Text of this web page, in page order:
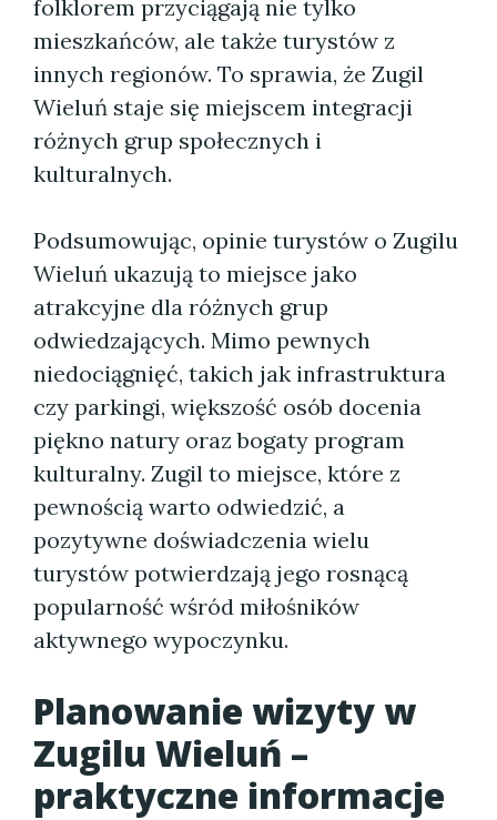
folklorem przyciągają nie tylko
mieszkańców, ale także turystów z
innych regionów. To sprawia, że Zugil
Wieluń staje się miejscem integracji
różnych grup społecznych i
kulturalnych.
Podsumowując, opinie turystów o Zugilu
Wieluń ukazują to miejsce jako
atrakcyjne dla różnych grup
odwiedzających. Mimo pewnych
niedociągnięć, takich jak infrastruktura
czy parkingi, większość osób docenia
piękno natury oraz bogaty program
kulturalny. Zugil to miejsce, które z
pewnością warto odwiedzić, a
pozytywne doświadczenia wielu
turystów potwierdzają jego rosnącą
popularność wśród miłośników
aktywnego wypoczynku.
Planowanie wizyty w
Zugilu Wieluń –
praktyczne informacje